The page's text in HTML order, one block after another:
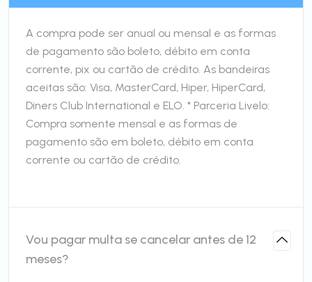
A compra pode ser anual ou mensal e as formas
de pagamento são boleto, débito em conta
corrente, pix ou cartão de crédito. As bandeiras
aceitas são: Visa, MasterCard, Hiper, HiperCard,
Diners Club International e ELO. * Parceria Livelo:
Compra somente mensal e as formas de
pagamento são em boleto, débito em conta
corrente ou cartão de crédito.
Vou pagar multa se cancelar antes de 12
meses?